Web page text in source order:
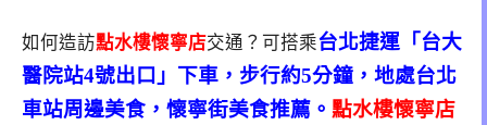
如何造訪點水樓懷寧店交通？可搭乘台北捷運「台大
醫院站4號出口」下車，步行約5分鐘，地處台北
車站周邊美食 ，懷寧街美食推薦 。 點水樓懷寧店